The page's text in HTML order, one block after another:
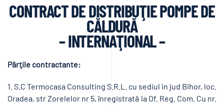
CONTRACT DE DISTRIBUŢIE POMPE DE
CĂLDURĂ
– INTERNAŢIONAL –
Părţile contractante:
1. S.C Termocasa Consulting S.R.L. cu sediul in jud Bihor, loc.
Oradea, str Zorelelor nr 5, înregistrată la Of. Reg. Com. Cu nr.